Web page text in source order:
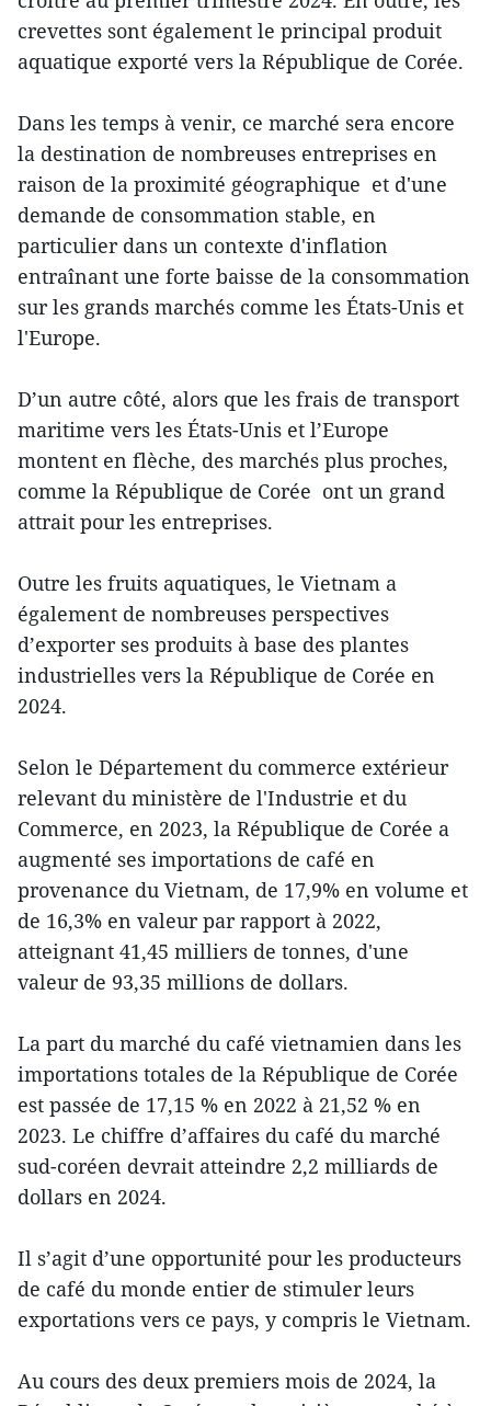
crevettes sont également le principal produit
aquatique exporté vers la République de Corée.
Dans les temps à venir, ce marché sera encore
la destination de nombreuses entreprises en
raison de la proximité géographique et d'une
demande de consommation stable, en
particulier dans un contexte d'inflation
entraînant une forte baisse de la consommation
sur les grands marchés comme les États-Unis et
l'Europe.
D’un autre côté, alors que les frais de transport
maritime vers les États-Unis et l’Europe
montent en flèche, des marchés plus proches,
comme la République de Corée ont un grand
attrait pour les entreprises.
Outre les fruits aquatiques, le Vietnam a
également de nombreuses perspectives
d’exporter ses produits à base des plantes
industrielles vers la République de Corée en
2024.
Selon le Département du commerce extérieur
relevant du ministère de l'Industrie et du
Commerce, en 2023, la République de Corée a
augmenté ses importations de café en
provenance du Vietnam, de 17,9% en volume et
de 16,3% en valeur par rapport à 2022,
atteignant 41,45 milliers de tonnes, d'une
valeur de 93,35 millions de dollars.
La part du marché du café vietnamien dans les
importations totales de la République de Corée
est passée de 17,15 % en 2022 à 21,52 % en
2023. Le chiffre d’affaires du café du marché
sud-coréen devrait atteindre 2,2 milliards de
dollars en 2024.
Il s’agit d’une opportunité pour les producteurs
de café du monde entier de stimuler leurs
exportations vers ce pays, y compris le Vietnam.
Au cours des deux premiers mois de 2024, la